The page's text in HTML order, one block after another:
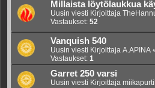
Millaista löytölaukkua
Uusin viesti Kirjoittaja
Vastaukset: 52
Vanquish 540
Uusin viesti Kirjoittaja A.APINA
Vastaukset: 1
Garret 250 varsi
Uusin viesti Kirjoittaja